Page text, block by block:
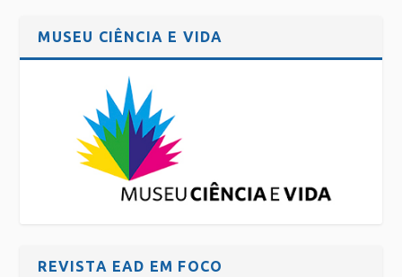
MUSEU CIÊNCIA E VIDA
REVISTA EAD EM FOCO